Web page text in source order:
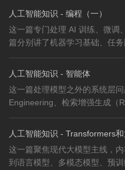
人工智能知识 - 编程（一）
这一篇专门处理 AI 训练、微调
篇分别讲了机器学习基础、任务
人工智能知识 - 智能体
这一篇处理模型之外的系统层
Engineering、检索增强生成（
人工智能知识 - Transformers
这一篇聚焦现代大模型主线，
到语言模型、多模态模型、预训